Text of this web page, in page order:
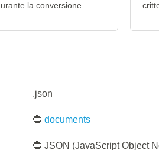
la conversione.
.json
🔵documents
🔵 JSON (JavaScript Object